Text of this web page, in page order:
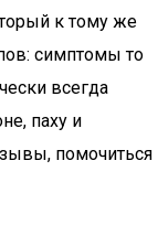
к тому же
симптомы то
всегда
паху и
помочиться